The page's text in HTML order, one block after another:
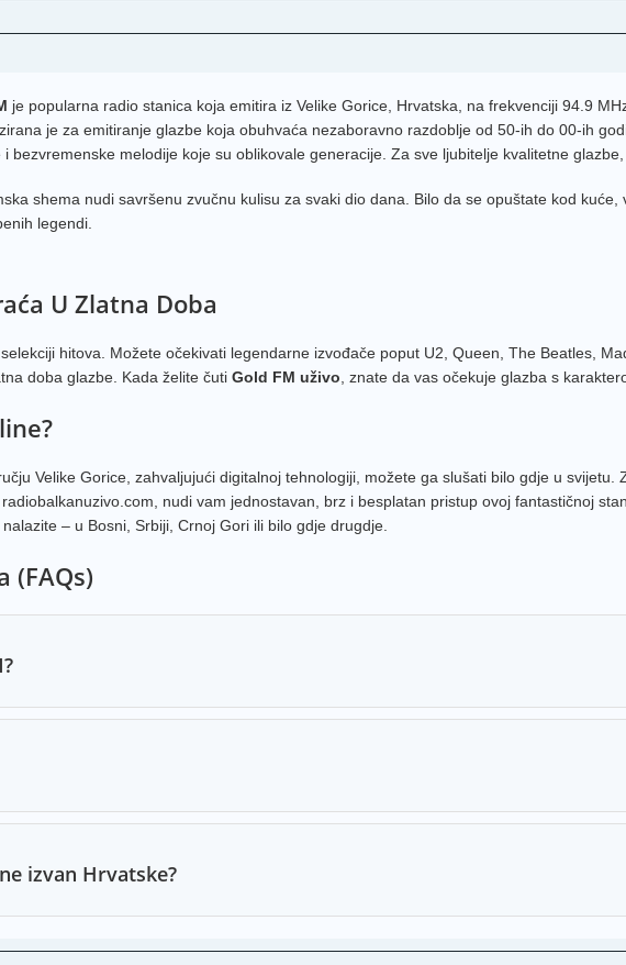
je popularna radio stanica koja emitira iz Velike Gorice, Hrvatska, na frekvenciji 94.9
je za emitiranje glazbe koja obuhvaća nezaboravno razdoblje od 50-ih do 00-ih
i bezvremenske melodije koje su oblikovale generacije. Za sve ljubitelje kvalitetne
shema nudi savršenu zvučnu kulisu za svaki dio dana. Bilo da se opuštate kod
legendi.
U Zlatna Doba
hitova. Možete očekivati legendarne izvođače poput U2, Queen, The Beatles,
doba glazbe. Kada želite čuti Gold FM uživo , znate da vas očekuje glazba s
Velike Gorice, zahvaljujući digitalnoj tehnologiji, možete ga slušati bilo gdje u
nudi vam jednostavan, brz i besplatan pristup ovoj fantastičnoj
– u Bosni, Srbiji, Crnoj Gori ili bilo gdje drugdje.
(FAQs)
izvan Hrvatske?